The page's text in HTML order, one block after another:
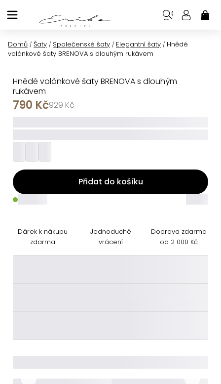
na
Domů / Šaty / Společenské šaty / Elegantní šaty / Hnědé
volánkové šaty BRENOVA s dlouhým rukávem
Hnědé volánkové šaty BRENOVA s dlouhým
rukávem
929 Kč
790 Kč
Přidat do košíku
Dárek k nákupu
zdarma
Jednoduché
vrácení
Doprava zdarma
od 2 000 Kč